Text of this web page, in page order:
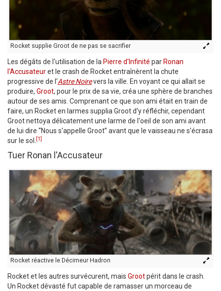
Rocket supplie Groot de ne pas se sacrifier
Les dégâts de l'utilisation de la Pierre d'Infinité par Ronan
l'Accusateuret le crash de Rocket entraînèrent la chute
progressive de l'Astre Noirevers la ville. En voyant ce qui allait se
produire, Groot, pour le prix de sa vie, créa une sphère de branches
autour de ses amis. Comprenant ce que son ami était en train de
faire, un Rocket en larmes supplia Groot d'y réfléchir, cependant
Groot nettoya délicatement une larme de l'oeil de son ami avant
de lui dire “Nous s'appelle Groot” avant que le vaisseau ne s'écrasa
sur le sol. [1]
Tuer Ronan l'Accusateur
Rocket réactive le Décimeur Hadron
Rocket et les autres survécurent, mais Grootpérit dans le crash.
Un Rocket dévasté fut capable de ramasser un morceau de